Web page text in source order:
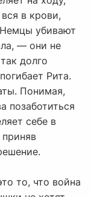
в крови,
убивают
— они не
долго
Рита.
Понимая,
позаботиться
себе в
то, что война